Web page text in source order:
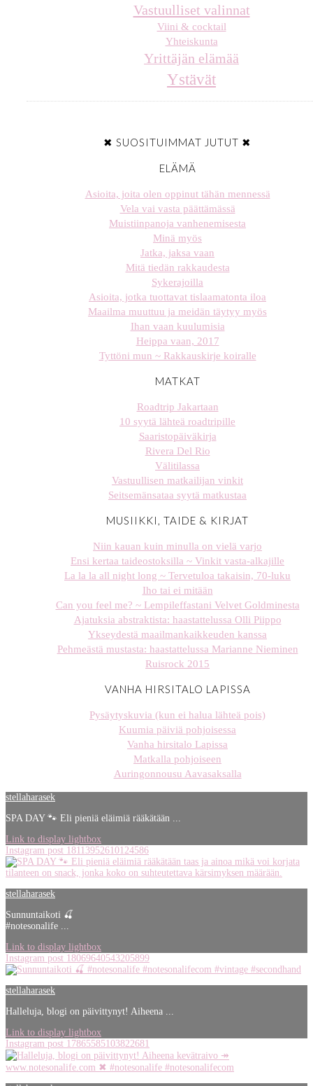
Vastuulliset valinnat
Viini & cocktail
Yhteiskunta
Yrittäjän elämää
Ystävät
✖ SUOSITUIMMAT JUTUT ✖
ELÄMÄ
Asioita, joita olen oppinut tähän mennessä
Vela vai vasta päättämässä
Muistiinpanoja vanhenemisesta
Minä myös
Jatka, jaksa vaan
Mitä tiedän rakkaudesta
Sykerajoilla
Asioita, jotka tuottavat tislaamatonta iloa
Maailma muuttuu ja meidän täytyy myös
Ihan vaan kuulumisia
Heippa vaan, 2017
Tyttöni mun ~ Rakkauskirje koiralle
MATKAT
Roadtrip Jakartaan
10 syytä lähteä roadtripille
Saaristopäiväkirja
Rivera Del Rio
Välitilassa
Vastuullisen matkailijan vinkit
Seitsemänsataa syytä matkustaa
MUSIIKKI, TAIDE & KIRJAT
Niin kauan kuin minulla on vielä varjo
Ensi kertaa taideostoksilla ~ Vinkit vasta-alkajille
La la la all night long ~ Tervetuloa takaisin, 70-luku
Iho tai ei mitään
Can you feel me? ~ Lempileffastani Velvet Goldminesta
Ajatuksia abstraktista: haastattelussa Olli Piippo
Ykseydestä maailmankaikkeuden kanssa
Pehmeästä mustasta: haastattelussa Marianne Nieminen
Ruisrock 2015
VANHA HIRSITALO LAPISSA
Pysäytyskuvia (kun ei halua lähteä pois)
Kuumia päiviä pohjoisessa
Vanha hirsitalo Lapissa
Matkalla pohjoiseen
Auringonnousu Aavasaksalla
stellaharasek
SPA DAY 🐾 Eli pieniä eläimiä rääkätään ...
Link to display lightbox
Instagram post 18113952610124586
stellaharasek
Sunnuntaikoti 🍒
#notesonalife ...
Link to display lightbox
Instagram post 18069640543205899
stellaharasek
Halleluja, blogi on päivittynyt! Aiheena ...
Link to display lightbox
Instagram post 17865585103822681